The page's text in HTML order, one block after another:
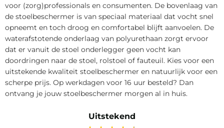
voor (zorg)professionals en consumenten. De bovenlaag van
de stoelbeschermer is van speciaal materiaal dat vocht snel
opneemt en toch droog en comfortabel blijft aanvoelen. De
waterafstotende onderlaag van polyurethaan zorgt ervoor
dat er vanuit de stoel onderlegger geen vocht kan
doordringen naar de stoel, rolstoel of fauteuil. Kies voor een
uitstekende kwaliteit stoelbeschermer en natuurlijk voor een
scherpe prijs. Op werkdagen voor 16 uur besteld? Dan
ontvang je jouw stoelbeschermer morgen al in huis.
Uitstekend